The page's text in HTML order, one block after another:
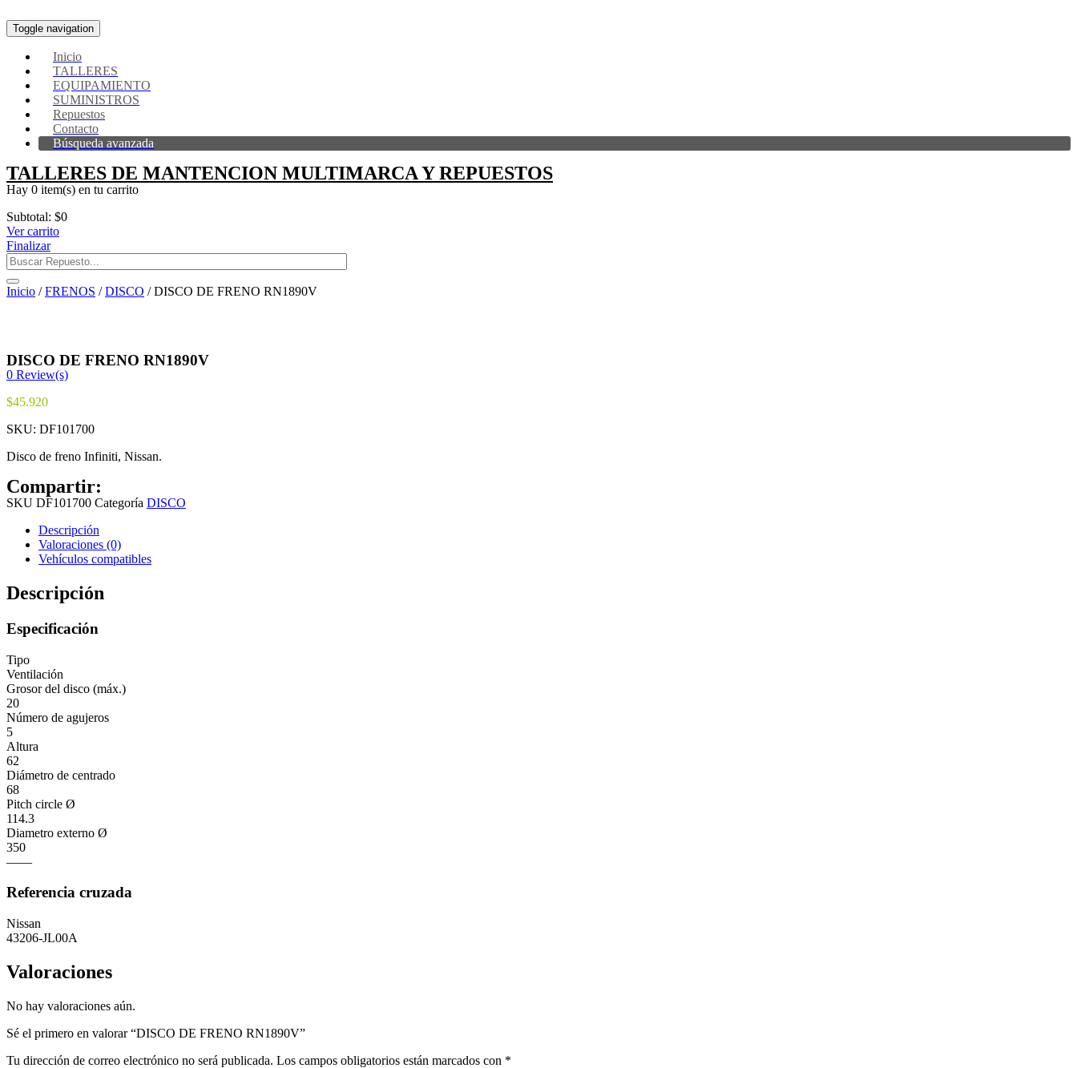
Toggle navigation
Inicio
TALLERES
EQUIPAMIENTO
SUMINISTROS
Repuestos
Contacto
Búsqueda avanzada
TALLERES DE MANTENCION MULTIMARCA Y REPUESTOS
Hay 0 item(s) en tu carrito
Subtotal: $0
Ver carrito
Finalizar
Inicio /FRENOS /DISCO / DISCO DE FRENO RN1890V
DISCO DE FRENO RN1890V
0 Review(s)
$45.920
SKU: DF101700
Disco de freno Infiniti, Nissan.
Compartir:
SKU DF101700 Categoría DISCO
Descripción
Valoraciones (0)
Vehículos compatibles
Descripción
Especificación
Tipo
Ventilación
Grosor del disco (máx.)
20
Número de agujeros
5
Altura
62
Diámetro de centrado
68
Pitch circle Ø
114.3
Diametro externo Ø
350
——
Referencia cruzada
Nissan
43206-JL00A
Valoraciones
No hay valoraciones aún.
Sé el primero en valorar “DISCO DE FRENO RN1890V”
Tu dirección de correo electrónico no será publicada. Los campos obligatorios están marcados con *